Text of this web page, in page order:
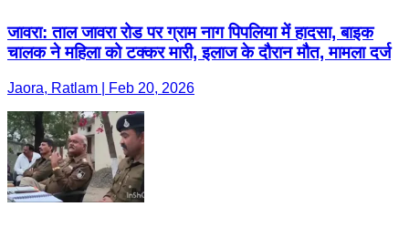
जावरा: ताल जावरा रोड पर ग्राम नाग पिपलिया में हादसा, बाइक
चालक ने महिला को टक्कर मारी, इलाज के दौरान मौत, मामला दर्ज
Jaora, Ratlam | Feb 20, 2026